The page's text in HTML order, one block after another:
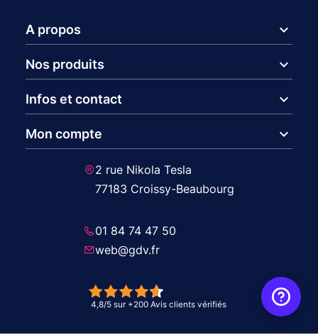
A propos expand_more
Nos produits expand_more
Infos et contact expand_more
Mon compte expand_more
2 rue Nikola Tesla
77183 Croissy-Beaubourg
01 84 74 47 50
web@gdv.fr